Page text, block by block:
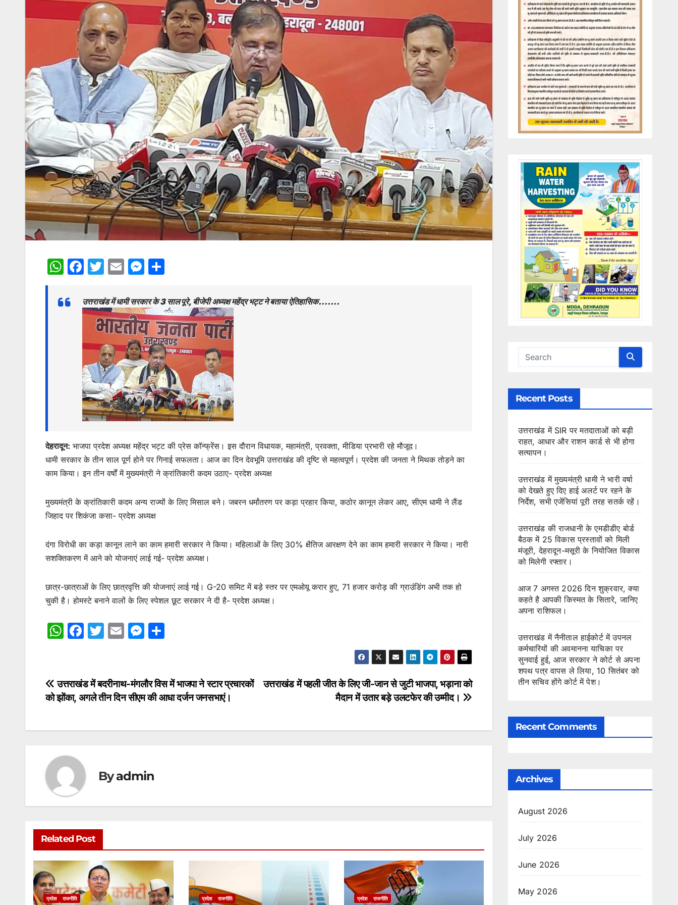
W
at
F
c
e
o
o
k
T
itt
er
E
ai
l
M
s
s
e
n
g
er
ar
e
उत्तराखंड में धामी सरकार के 3 साल पूरे, बीजेपी अध्यक्ष महेंद्र भट्ट ने बताया ऐतिहासिक…….
देहरादून: भाजपा प्रदेश अध्यक्ष महेंद्र भट्ट की प्रेस कॉन्फ्रेंस। इस दौरान विधायक, महामंत्री, प्रवक्ता, मीडिया प्रभारी रहे मौजूद।
धामी सरकार के तीन साल पूर्ण होने पर गिनाई सफलता। आज का दिन देवभूमि उत्तराखंड की दृष्टि से महत्वपूर्ण। प्रदेश की जनता ने मिथक तोड़ने का
काम किया। इन तीन वर्षों में मुख्यमंत्री ने क्रांतिकारी कदम उठाए- प्रदेश अध्यक्ष
मुख्यमंत्री के क्रांतिकारी कदम अन्य राज्यों के लिए मिसाल बने। जबरन धर्मांतरण पर कड़ा प्रहार किया, कठोर कानून लेकर आए, सीएम धामी ने लैंड
जिहाद पर शिकंजा कसा- प्रदेश अध्यक्ष
दंगा विरोधी का कड़ा कानून लाने का काम हमारी सरकार ने किया। महिलाओं के लिए 30% क्षैतिज आरक्षण देने का काम हमारी सरकार ने किया। नारी
सशक्तिकरण में आने को योजनाएं लाई गई- प्रदेश अध्यक्ष।
छात्र-छात्राओं के लिए छात्रवृत्ति की योजनाएं लाई गई। G-20 समिट में बड़े स्तर पर एमओयू करार हुए, 71 हजार करोड़ की ग्राउंडिंग अभी तक हो
चुकी है। होमस्टे बनाने वालों के लिए स्पेशल छूट सरकार ने दी है- प्रदेश अध्यक्ष।
W
s
A
p
F
e
b
o
T
er
E
l
M
s
e
g
e
Post
navigation
उत्तराखंड में पहली जीत के लिए जी-जान से जुटी भाजपा, भड़ाना को
मैदान में उतार बड़े उलटफेर की उम्मीद।
उत्तराखंड में बदरीनाथ-मंगलौर विस में भाजपा ने स्टार प्रचारकों
को झोंका, अगले तीन दिन सीएम की आधा दर्जन जनसभाएं।
Byadmin
Related Post
प्रदेश राजनीति प्रदेश राजनीति प्रदेश राजनीति
Recent Posts
उत्तराखंड में SIR पर मतदाताओं को बड़ी
राहत, आधार और राशन कार्ड से भी होगा
सत्यापन।
उत्तराखंड में मुख्यमंत्री धामी ने भारी वर्षा
को देखते हुए दिए हाई अलर्ट पर रहने के
निर्देश, सभी एजेंसियां पूरी तरह सतर्क रहें।
उत्तराखंड की राजधानी के एमडीडीए बोर्ड
बैठक में 25 विकास प्रस्तावों को मिली
मंजूरी, देहरादून-मसूरी के नियोजित विकास
को मिलेगी रफ्तार।
आज 7 अगस्त 2026 दिन शुक्रवार, क्या
कहते है आपकी किस्मत के सितारे, जानिए
अपना राशिफल।
उत्तराखंड में नैनीताल हाईकोर्ट में उपनल
कर्मचारियों की अवमानना याचिका पर
सुनवाई हुई, आज सरकार ने कोर्ट से अपना
शपथ पत्र वापस ले लिया, 10 सितंबर को
तीन सचिव होंगे कोर्ट में पेश।
Recent Comments
Archives
August 2026
July 2026
June 2026
May 2026